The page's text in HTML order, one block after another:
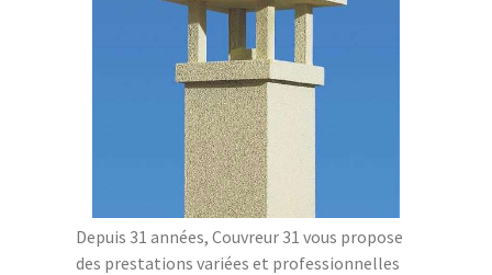
Depuis 31 années, Couvreur 31 vous propose
des prestations variées et professionnelles